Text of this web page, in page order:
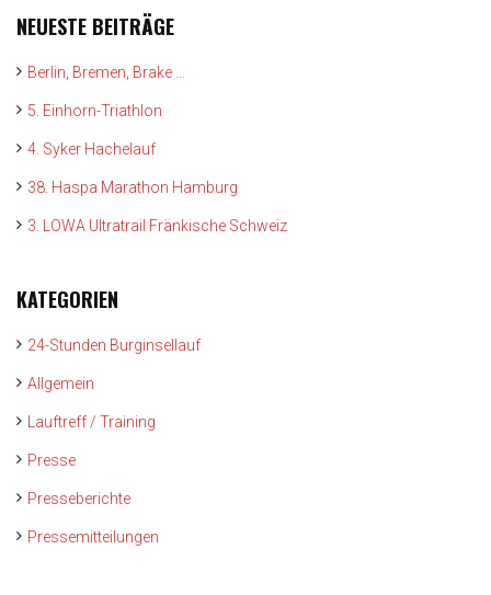
NEUESTE BEITRÄGE
Berlin, Bremen, Brake …
5. Einhorn-Triathlon
4. Syker Hachelauf
38. Haspa Marathon Hamburg
3. LOWA Ultratrail Fränkische Schweiz
KATEGORIEN
24-Stunden Burginsellauf
Allgemein
Lauftreff / Training
Presse
Presseberichte
Pressemitteilungen